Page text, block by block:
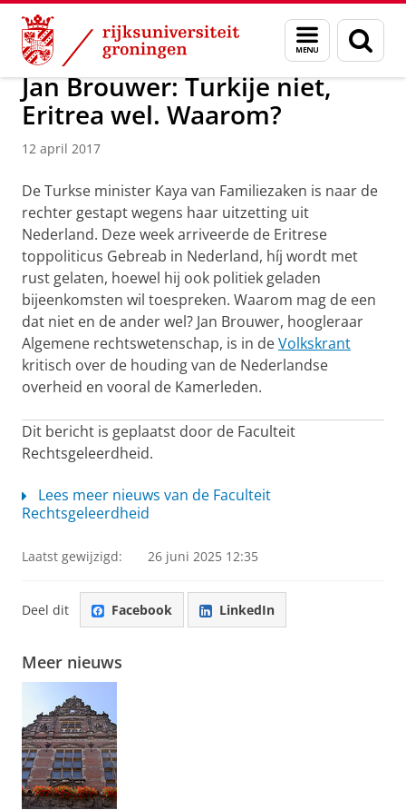
Skip
Content
Skip
Navigation
Menu
en
zoeken
Over ons Actueel Nieuws Nieuwsberichten
Jan Brouwer: Turkije niet,
Eritrea wel. Waarom?
12 april 2017
De Turkse minister Kaya van Familiezaken is naar de
rechter gestapt wegens haar uitzetting uit
Nederland. Deze week arriveerde de Eritrese
toppoliticus Gebreab in Nederland, híj wordt met
rust gelaten, hoewel hij ook politiek geladen
bijeenkomsten wil toespreken. Waarom mag de een
dat niet en de ander wel? Jan Brouwer, hoogleraar
Algemene rechtswetenschap, is in deVolkskrant
kritisch over de houding van de Nederlandse
overheid en vooral de Kamerleden.
Dit bericht is geplaatst door de Faculteit
Rechtsgeleerdheid.
Lees meer nieuws van de Faculteit
Rechtsgeleerdheid
Laatst gewijzigd: 26 juni 2025 12:35
Deel dit Facebook LinkedIn
Meer nieuws